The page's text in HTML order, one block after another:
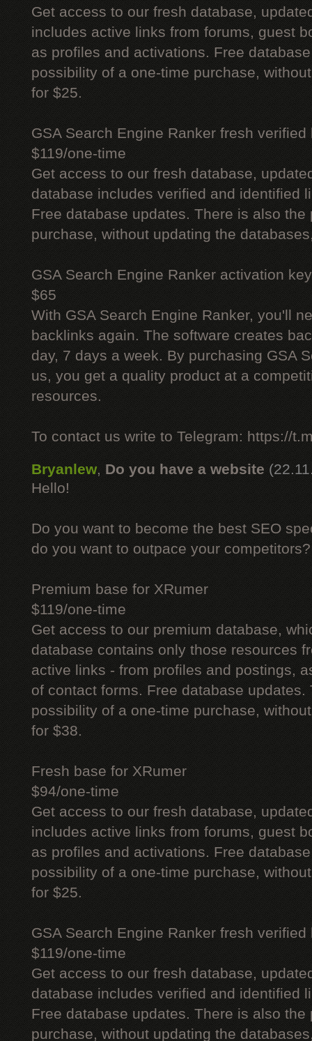
Get access to our fresh database,
includes active links from forums, guest
as profiles and activations. Free
possibility of a one-time purchase,
for $25.
GSA Search Engine Ranker fresh verified
$119/one-time
Get access to our fresh database,
database includes verified and identified
Free database updates. There is also
purchase, without updating the
GSA Search Engine Ranker activation key
$65
With GSA Search Engine Ranker, you'll
backlinks again. The software creates
day, 7 days a week. By purchasing GSA
us, you get a quality product at a
resources.
To contact us write to Telegram: https://
Bryanlew, Do you have a website
Hello!
Do you want to become the best SEO
do you want to outpace your competitors?
Premium base for XRumer
$119/one-time
Get access to our premium database,
database contains only those resources
active links - from profiles and postings,
of contact forms. Free database updates.
possibility of a one-time purchase,
for $38.
Fresh base for XRumer
$94/one-time
Get access to our fresh database,
includes active links from forums, guest
as profiles and activations. Free
possibility of a one-time purchase,
for $25.
GSA Search Engine Ranker fresh verified
$119/one-time
Get access to our fresh database,
database includes verified and identified
Free database updates. There is also
purchase, without updating the